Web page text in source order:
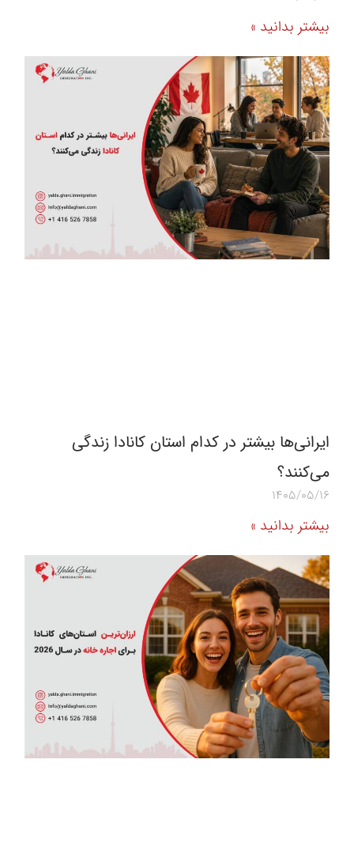
بیشتر بدانید »
ایرانی‌ها بیشتر در کدام استان کانادا زندگی
می‌کنند؟
1405/05/16
بیشتر بدانید »